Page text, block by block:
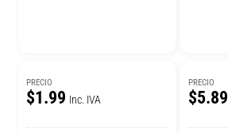
PRECIO
$1.99 Inc. IVA
PRECIO
$5.89